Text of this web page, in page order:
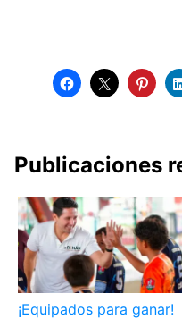
Publicaciones
¡Equipados para ganar!